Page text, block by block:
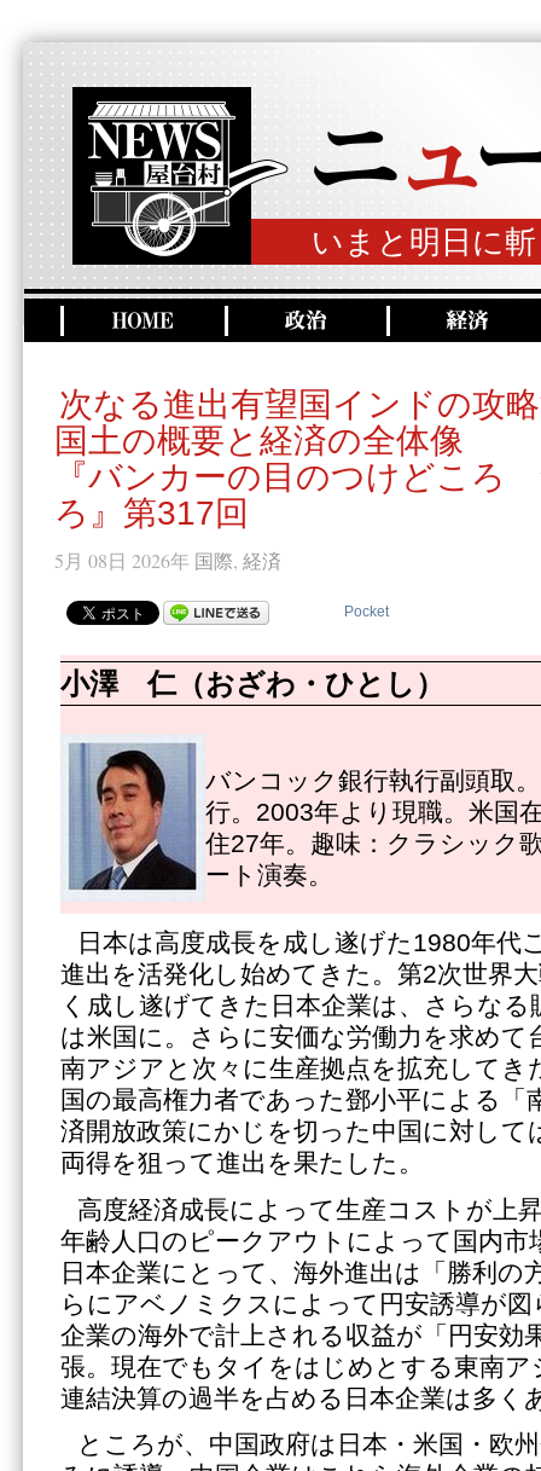
いまと明日に
次なる進出有望国インドの攻
国土の概要と経済の全体像
『バンカーの目のつけどころ
ろ』第317回
5月 08日 2026年 国際, 経済
Pocket
小澤 仁（おざわ・ひとし）
バンコック銀行執行副頭取
行。2003年より現職。米国
住27年。趣味：クラシック
ート演奏。
日本は高度成長を成し遂げた1980年代
進出を活発化し始めてきた。第2次世界
く成し遂げてきた日本企業は、さらな
は米国に。さらに安価な労働力を求めて
南アジアと次々に生産拠点を拡充してき
国の最高権力者であった鄧小平による「
済開放政策にかじを切った中国に対して
両得を狙って進出を果たした。
高度経済成長によって生産コストが上
年齢人口のピークアウトによって国内市
日本企業にとって、海外進出は「勝利の
らにアベノミクスによって円安誘導が
企業の海外で計上される収益が「円安効
張。現在でもタイをはじめとする東南ア
連結決算の過半を占める日本企業は多く
ところが、中国政府は日本・米国・欧